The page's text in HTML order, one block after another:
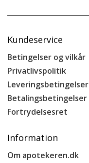
Kundeservice
Betingelser og vilkår
Privatlivspolitik
Leveringsbetingelser
Betalingsbetingelser
Fortrydelsesret
Information
Om apotekeren.dk